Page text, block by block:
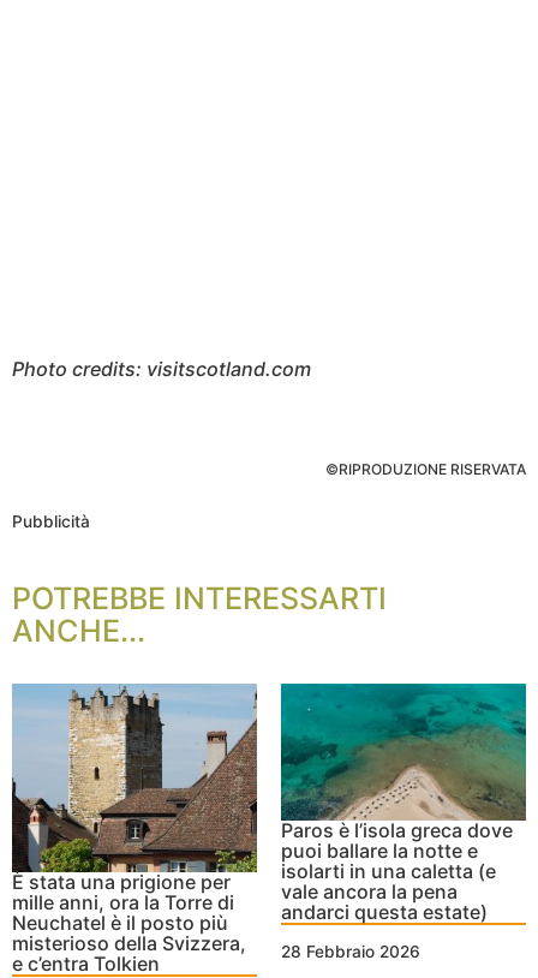
Photo credits: visitscotland.com
©RIPRODUZIONE RISERVATA
Pubblicità
POTREBBE INTERESSARTI
ANCHE...
È stata una prigione per
mille anni, ora la Torre di
Neuchatel è il posto più
misterioso della Svizzera,
e c’entra Tolkien
Paros è l’isola greca dove
puoi ballare la notte e
isolarti in una caletta (e
vale ancora la pena
andarci questa estate)
28 Febbraio 2026